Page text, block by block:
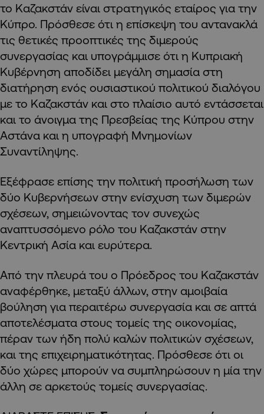
το Καζακστάν είναι στρατηγικός εταίρος για την
Κύπρο. Πρόσθεσε ότι η επίσκεψη του αντανακλά
τις θετικές προοπτικές της διμερούς
συνεργασίας και υπογράμμισε ότι η Κυπριακή
Κυβέρνηση αποδίδει μεγάλη σημασία στη
διατήρηση ενός ουσιαστικού πολιτικού διαλόγου
με το Καζακστάν και στο πλαίσιο αυτό εντάσσεται
και το άνοιγμα της Πρεσβείας της Κύπρου στην
Αστάνα και η υπογραφή Μνημονίων
Συναντίληψης.
Εξέφρασε επίσης την πολιτική προσήλωση των
δύο Κυβερνήσεων στην ενίσχυση των διμερών
σχέσεων, σημειώνοντας τον συνεχώς
αναπτυσσόμενο ρόλο του Καζακστάν στην
Κεντρική Ασία και ευρύτερα.
Από την πλευρά του ο Πρόεδρος του Καζακστάν
αναφέρθηκε, μεταξύ άλλων, στην αμοιβαία
βούληση για περαιτέρω συνεργασία και σε απτά
αποτελέσματα στους τομείς της οικονομίας,
πέραν των ήδη πολύ καλών πολιτικών σχέσεων,
και της επιχειρηματικότητας. Πρόσθεσε ότι οι
δύο χώρες μπορούν να συμπληρώσουν η μία την
άλλη σε αρκετούς τομείς συνεργασίας.